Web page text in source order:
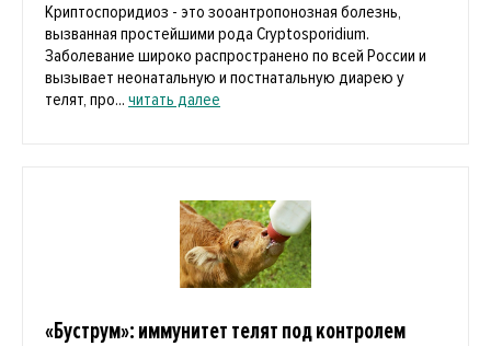
Криптоспоридиоз - это зооантропонозная болезнь,
вызванная простейшими рода Cryptosporidium.
Заболевание широко распространено по всей России и
вызывает неонатальную и постнатальную диарею у
телят, про... читать далее
«Буструм»: иммунитет телят под контролем